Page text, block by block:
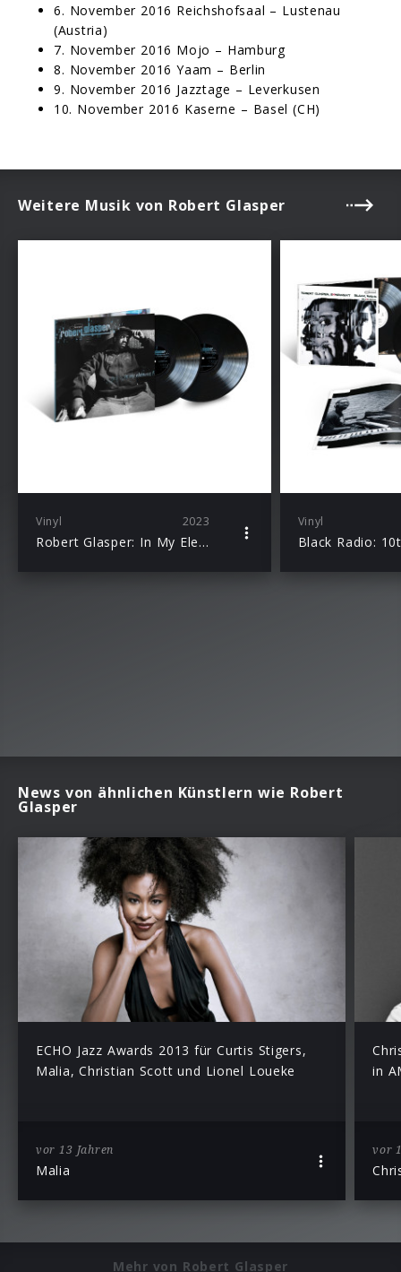
6. November 2016 Reichshofsaal – Lustenau
(Austria)
7. November 2016 Mojo – Hamburg
8. November 2016 Yaam – Berlin
9. November 2016 Jazztage – Leverkusen
10. November 2016 Kaserne – Basel (CH)
Weitere Musik von Robert Glasper
Vinyl 2023
Robert Glasper: In My Element (Blue Note Classic Vinyl)
Vinyl
News von ähnlichen Künstlern wie Robert
Glasper
ECHO Jazz Awards 2013 für Curtis Stigers,
Malia, Christian Scott und Lionel Loueke
vor 13 Jahren
Malia
in
vor
Mehr von Robert Glasper